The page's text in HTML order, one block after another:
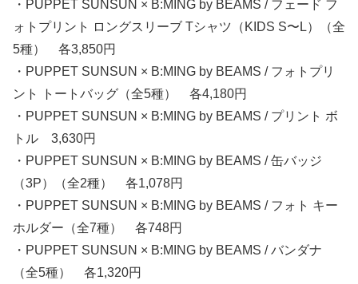
・PUPPET SUNSUN × B:MING by BEAMS / フェード フ
ォトプリント ロングスリーブ Tシャツ（KIDS S〜L）（全
5種） 各3,850円
・PUPPET SUNSUN × B:MING by BEAMS / フォトプリ
ント トートバッグ（全5種） 各4,180円
・PUPPET SUNSUN × B:MING by BEAMS / プリント ボ
トル 3,630円
・PUPPET SUNSUN × B:MING by BEAMS / 缶バッジ
（3P）（全2種） 各1,078円
・PUPPET SUNSUN × B:MING by BEAMS / フォト キー
ホルダー（全7種） 各748円
・PUPPET SUNSUN × B:MING by BEAMS / バンダナ
（全5種） 各1,320円